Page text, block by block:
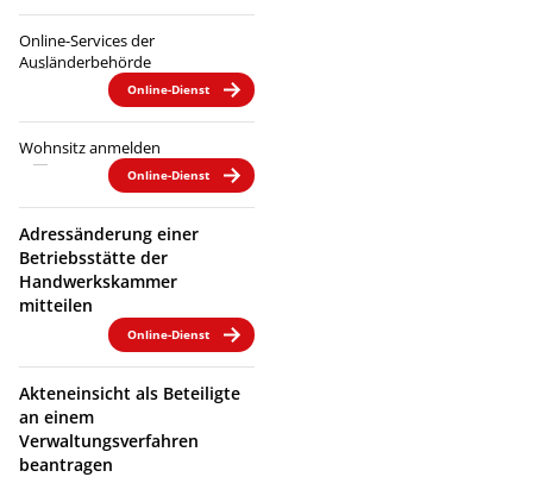
Online-Services der
Ausländerbehörde
Online-Dienst
Wohnsitz anmelden
Online-Dienst
Adressänderung einer
Betriebsstätte der
Handwerkskammer
mitteilen
Online-Dienst
Akteneinsicht als Beteiligte
an einem
Verwaltungsverfahren
beantragen